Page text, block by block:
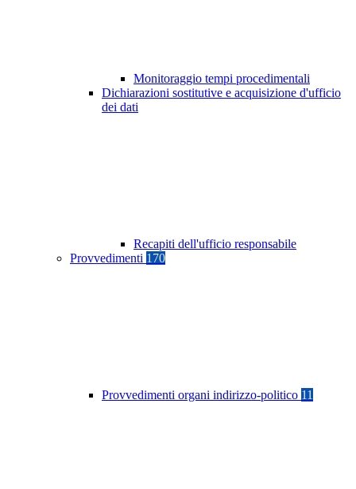
Monitoraggio tempi procedimentali
Dichiarazioni sostitutive e acquisizione d'ufficio
dei dati
Recapiti dell'ufficio responsabile
Provvedimenti 170
Provvedimenti organi indirizzo-politico 11